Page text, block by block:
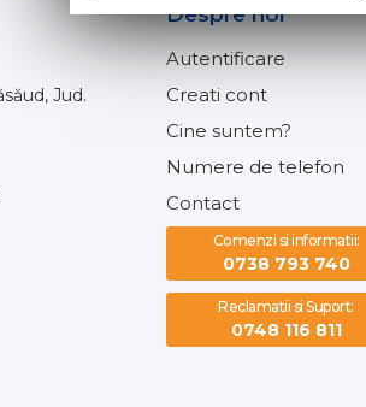
Jud.
Despre noi
Autentificare
Creati cont
Cine suntem?
Numere de telefon
Contact
Comenzi si informatii:
0738 793 740
Reclamatii si Suport:
0748 116 811